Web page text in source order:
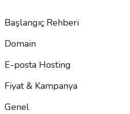
Başlangıç Rehberi
Domain
E-posta Hosting
Fiyat & Kampanya
Genel